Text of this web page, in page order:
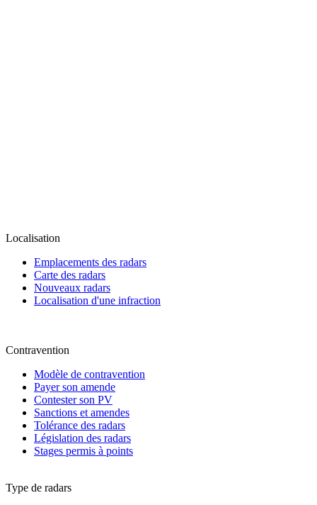
Localisation
Emplacements des radars
Carte des radars
Nouveaux radars
Localisation d'une infraction
Contravention
Modèle de contravention
Payer son amende
Contester son PV
Sanctions et amendes
Tolérance des radars
Législation des radars
Stages permis à points
Type de radars